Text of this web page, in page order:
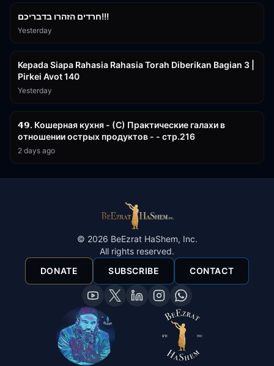
חרדים הזהרו בדבריכם!!!
Yesterday
Kepada Siapa Rahasia Rahasia Torah Diberikan Bagian 3 |
Pirkei Avot 140
Yesterday
𝟰𝟵. Кошерная кухня - (С) Практические галахи в
отношении острых продуктов - - стр.216
2 days ago
© 2026 BeEzrat HaShem, Inc.
All rights reserved.
DONATE
SUBSCRIBE CONTACT